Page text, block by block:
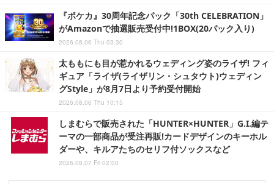
『ポケカ』30周年記念パック「30th CELEBRATION」
がAmazonで抽選販売受付中!1BOX(20パック入り)
2026.08.06 Thu 03:30
太ももにも目が惹かれるウェディング姿のライザ! フィ
ギュア「ライザ(ライザリン・シュタウト)ウェディン
グStyle」が8月7日より予約受付開始
2026.08.06 Thu 10:15
しまむらで販売された「HUNTER×HUNTER」G.I.編テ
ーマの一部商品が受注再販!カードデザインのキーホル
ダーや、キルアたちのセリフ付ソックスなど
2026.08.07 Fri 02:00